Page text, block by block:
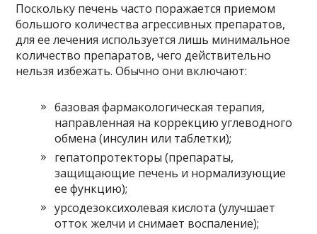
Поскольку печень часто поражается приемом
большого количества агрессивных препаратов,
для ее лечения используется лишь минимальное
количество препаратов, чего действительно
нельзя избежать. Обычно они включают:
базовая фармакологическая терапия,
направленная на коррекцию углеводного
обмена (инсулин или таблетки);
гепатопротекторы (препараты,
защищающие печень и нормализующие
ее функцию);
урсодезоксихолевая кислота (улучшает
отток желчи и снимает воспаление);